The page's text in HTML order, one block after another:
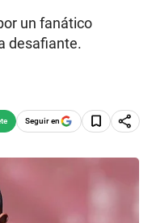
un fanático
desafiante.
Seguir en